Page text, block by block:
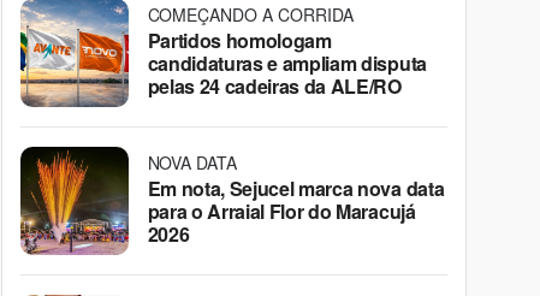
COMEÇANDO A CORRIDA
Partidos homologam
candidaturas e ampliam disputa
pelas 24 cadeiras da ALE/RO
NOVA DATA
Em nota, Sejucel marca nova data
para o Arraial Flor do Maracujá
2026